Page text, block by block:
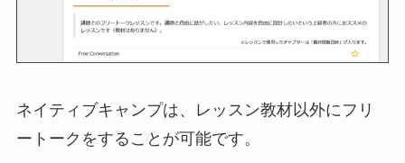
ネイティブキャンプは、レッスン教材以外にフリ
ートークをすることが可能です。